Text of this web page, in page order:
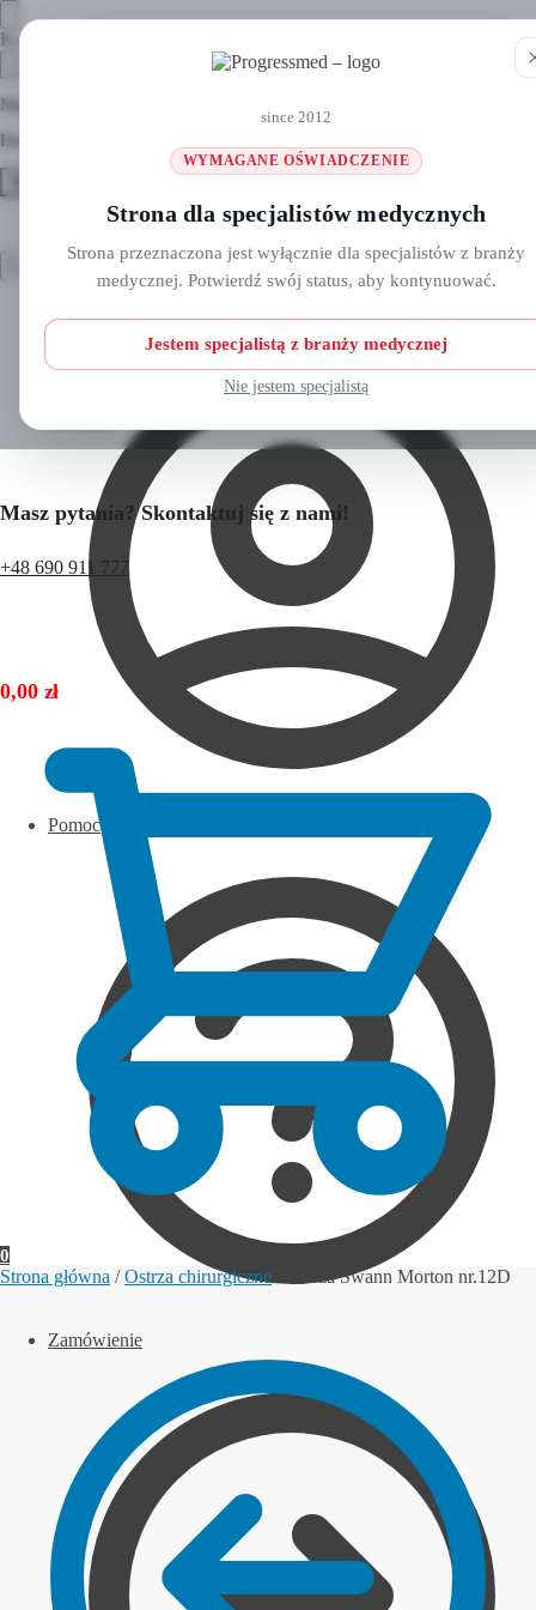
since 2012
WYMAGANE OŚWIADCZENIE
Strona dla specjalistów medycznych
Strona przeznaczona jest wyłącznie dla specjalistów z branży
medycznej. Potwierdź swój status, aby kontynuować.
Jestem specjalistą z branży medycznej
Nie jestem specjalistą
Skip
navigation
Skip
content
Koszyk
Masz pytania? Zadzwoń do nas: +48 690 911 777
Szukaj
Pomoc
Zamówienie
Szukaj
O nas
Kursy i wydarzenia
Masz pytania? Skontaktuj się z nami!
+48 690 911 777
0,00 zł
0
Strona główna /Ostrza chirurgiczne Ostrza Swann Morton nr.12D